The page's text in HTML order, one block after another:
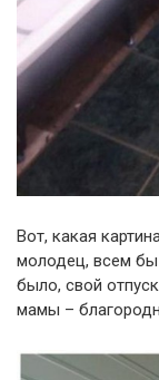
Вот, какая
молодец, всем
было, свой
мамы –